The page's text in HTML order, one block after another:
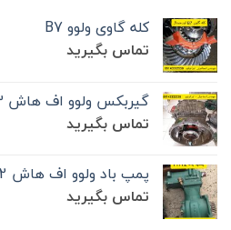
کله گاوی ولوو B7
تماس بگیرید
گیربکس ولوو اف هاش FH13
تماس بگیرید
پمپ باد ولوو اف هاش FH12
تماس بگیرید